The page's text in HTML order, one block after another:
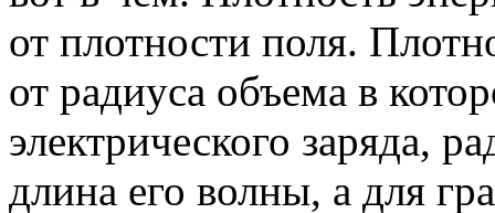
от плотности поля.
от радиуса объема в
электрического заряда,
длина его волны, а для